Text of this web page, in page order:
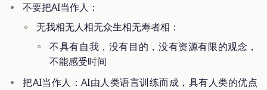
不要把AI当作人：
无我相无人相无众生相无寿者相：
不具有自我，没有目的，没有资源有限的观念，
不能感受时间
把AI当作人：AI由人类语言训练而成，具有人类的优点